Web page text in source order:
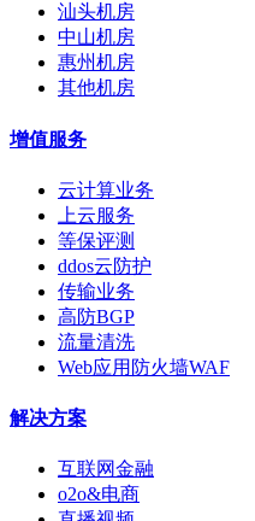
汕头机房
中山机房
惠州机房
其他机房
增值服务
云计算业务
上云服务
等保评测
ddos云防护
传输业务
高防BGP
流量清洗
Web应用防火墙WAF
解决方案
互联网金融
o2o&电商